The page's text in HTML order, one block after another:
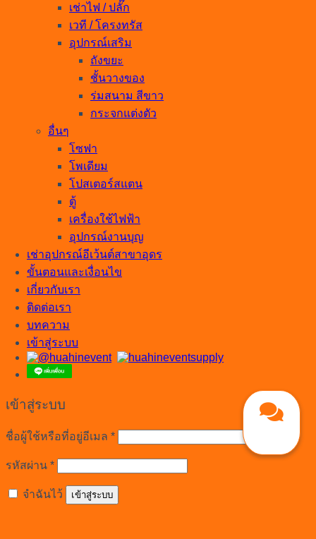
เช่าไฟ / ปลั๊ก
เวที / โครงทรัส
อุปกรณ์เสริม
ถังขยะ
ชั้นวางของ
ร่มสนาม สีขาว
กระจกแต่งตัว
อื่นๆ
โซฟา
โพเดียม
โปสเตอร์สแตน
ตู้
เครื่องใช้ไฟฟ้า
อุปกรณ์งานบุญ
เช่าอุปกรณ์อีเว้นต์สาขาอุดร
ขั้นตอนและเงื่อนไข
เกี่ยวกับเรา
ติดต่อเรา
บทความ
เข้าสู่ระบบ
เข้าสู่ระบบ
ชื่อผู้ใช้หรือที่อยู่อีเมล *ต้องการ
รหัสผ่าน *ต้องการ
จำฉันไว้ เข้าสู่ระบบ